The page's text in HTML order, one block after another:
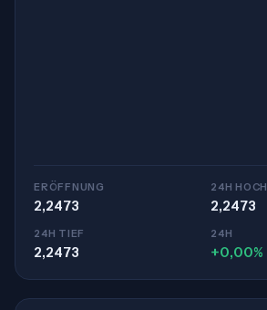
ERÖFFNUNG
2,2473
24H HOCH
2,2473
24H TIEF
2,2473
24H
+0,00%